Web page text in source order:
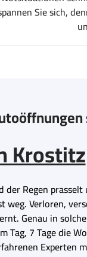
Sie sich,
Krostitz
Regen
Verloren,
Genau in
7 Tage die
Experten